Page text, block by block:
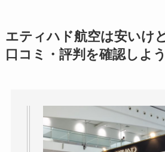
エティハド航空は安いけ
口コミ・評判を確認しよう